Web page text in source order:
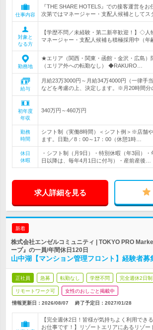
仕事内容
『THE SHARE HOTELS』での接客運営を
次第ではマネージャー・支配人候補としてス
対象と
なる方
【学歴不問／未経験・第二新卒歓迎！】◇
マネージャー・支配人候補も積極採用中（年
勤務地
★エリア（関西・関東・函館・金沢・広島）
（エリア外への転勤なし） ◆RAKURO…
給与
月給23万3000円～月給34万4000円（一律手
などを考慮の上、決定します。※月20時間分
初年度
年収
340万円～460万円
勤務
時間
シフト制（実働8時間）＜シフト例＞※店舗
ます。日勤／8：00～17：00（休憩1時…
休日
休暇
・シフト制（月9日）・特別休暇（年3回）
日以降は、毎年4月1日に付与）・産前産後…
求人詳細を見る
新着
株式会社エンゼルコミュニティ | TOKYO PRO
ープ』の一員/年間休日120日
山中湖【マンション管理フロント】経験者募
正社員 急募 転勤なし 学歴不問 完全週休2日制
リモートワーク可 女性のおしごと掲載中
情報更新日：2026/08/07 終了予定日： 2027/01/28
【完全週休2日！皆様が気持ちよく利用でき
お仕事です！】リゾートエリアにあるリゾー